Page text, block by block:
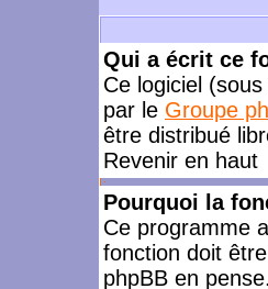
Qui a écrit ce
Ce logiciel
par le Groupe
être distribué
Revenir en haut
Pourquoi la
Ce programme
fonction doit
phpBB en